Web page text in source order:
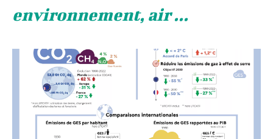
environnement, air ...